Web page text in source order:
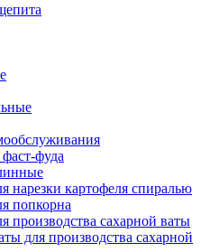
фуда
нарезки картофеля спиралью
попкорна
производства сахарной ваты
для производства сахарной